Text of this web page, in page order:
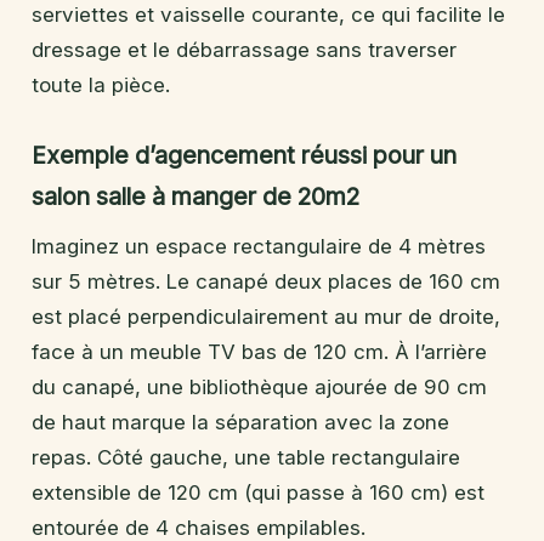
serviettes et vaisselle courante, ce qui facilite le
dressage et le débarrassage sans traverser
toute la pièce.
Exemple d’agencement réussi pour un
salon salle à manger de 20m2
Imaginez un espace rectangulaire de 4 mètres
sur 5 mètres. Le canapé deux places de 160 cm
est placé perpendiculairement au mur de droite,
face à un meuble TV bas de 120 cm. À l’arrière
du canapé, une bibliothèque ajourée de 90 cm
de haut marque la séparation avec la zone
repas. Côté gauche, une table rectangulaire
extensible de 120 cm (qui passe à 160 cm) est
entourée de 4 chaises empilables.